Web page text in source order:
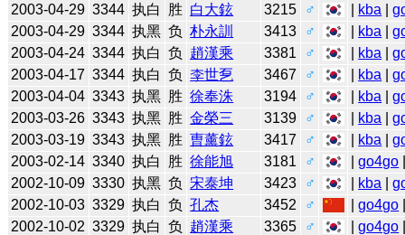
2003-04-29 3344 执白 胜 白大鉉 3215 ♂ kba |
2003-04-29 3344 执黑 负 朴永訓 3413 ♂ kba |
2003-04-24 3344 执白 负 趙漢乘 3381 ♂ kba |
2003-04-17 3344 执白 负 李世乭 3467 ♂ kba |
2003-04-04 3343 执黑 胜 徐奉洙 3194 ♂ kba |
2003-03-26 3343 执黑 胜 金榮三 3139 ♂ kba |
2003-03-19 3343 执黑 胜 曺薰鉉 3417 ♂ kba |
2003-02-14 3340 执白 胜 徐能旭 3181 ♂ |go4go
2002-10-09 3330 执黑 负 宋泰坤 3423 ♂ kba |
2002-10-03 3329 执白 负 孔杰 3452 ♂ |go4go
2002-10-02 3329 执白 负 趙漢乘 3365 ♂ |go4go